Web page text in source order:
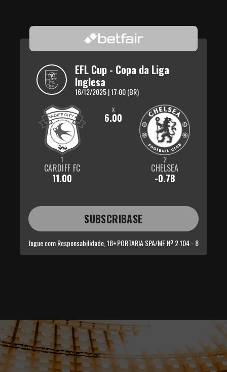
EFL Cup - Copa da Liga
Inglesa
16/12/2025 | 17:00 (BR)
1
CARDIFF FC
11.00
x
6.00
2
CHELSEA
-0.78
SUBSCRIBASE
Jogue com Responsabilidade, 18+PORTARIA SPA/MF Nº 2.104 - 8